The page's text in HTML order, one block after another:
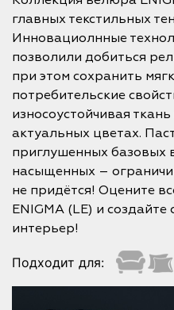
главных текстильных
Инновациолнные
позволили добиться
при этом сохранить
потребительские
износоустойчивая
актуальных цветах.
приглушенных базовых
насыщенных –
не придётся! Оцените
ENIGMA (LE) и
интерьер!
Подходит для: